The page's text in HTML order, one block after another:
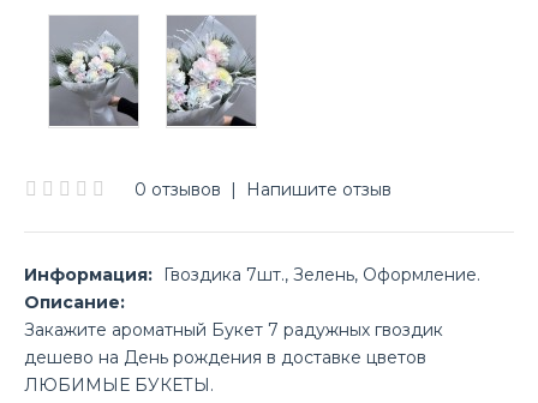
0 отзывов | Напишите отзыв
Информация:
Гвоздика 7шт., Зелень, Оформление.
Описание:
Закажите ароматный Букет 7 радужных гвоздик
дешево на День рождения в доставке цветов
ЛЮБИМЫЕ БУКЕТЫ.